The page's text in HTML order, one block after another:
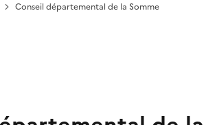
Conseil départemental de la Somme